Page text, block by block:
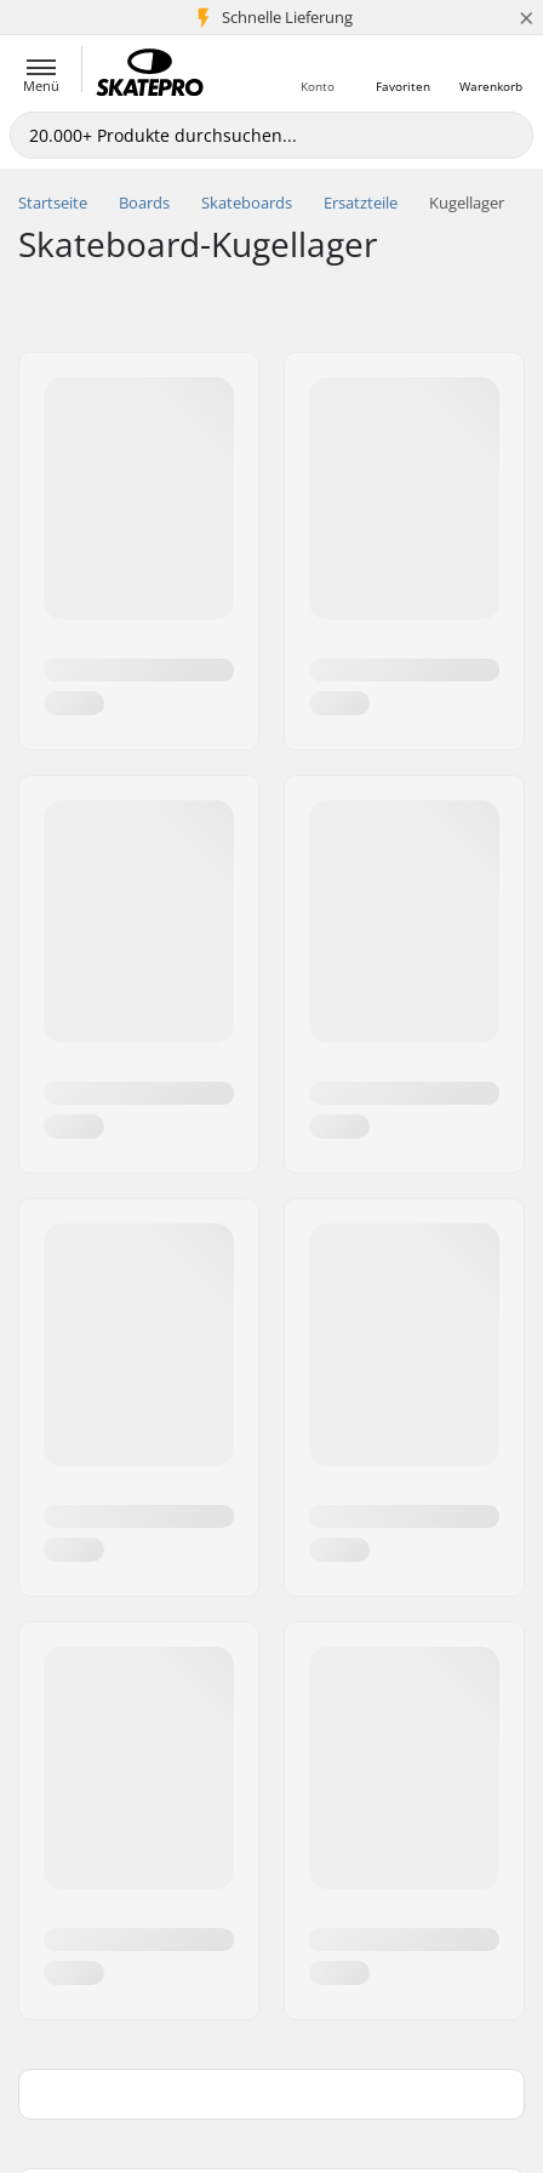
Schnelle Lieferung
5+ Mio. Kunden ×
Menü Warenkorb
Favoriten
Konto
Startseite Boards Skateboards Ersatzteile Kugellager
Skateboard-Kugellager